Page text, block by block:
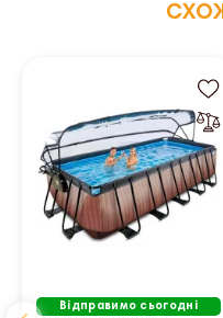
Відправимо сьогодні